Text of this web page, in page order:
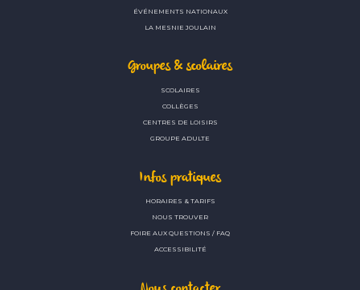
ÉVÉNEMENTS NATIONAUX
LA MESNIE JOULAIN
Groupes & scolaires
SCOLAIRES
COLLÈGES
CENTRES DE LOISIRS
GROUPE ADULTE
Infos pratiques
HORAIRES & TARIFS
NOUS TROUVER
FOIRE AUX QUESTIONS / FAQ
ACCESSIBILITÉ